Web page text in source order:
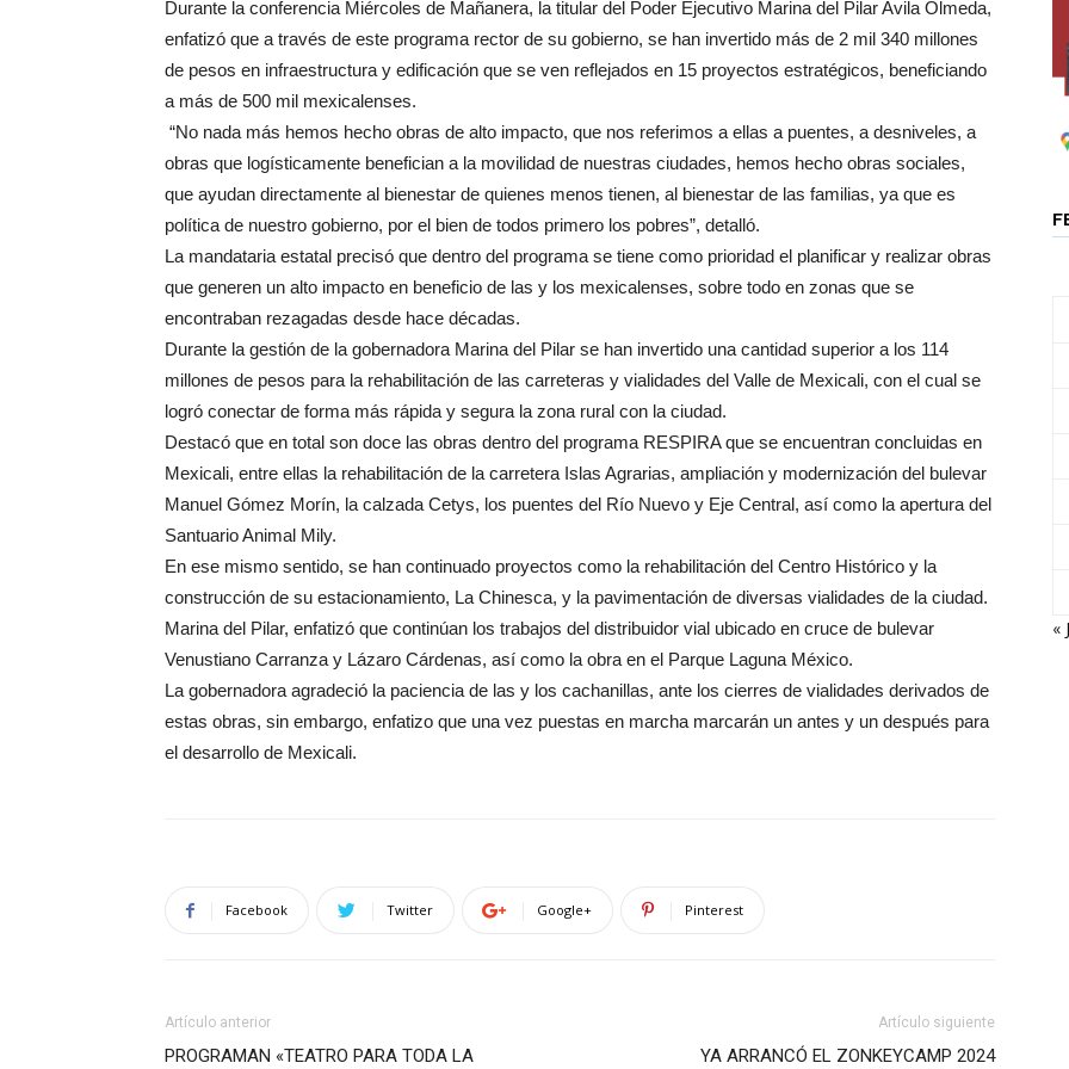
Durante la conferencia Miércoles de Mañanera, la titular del Poder Ejecutivo Marina del Pilar Avila Olmeda,
enfatizó que a través de este programa rector de su gobierno, se han invertido más de 2 mil 340 millones
de pesos en infraestructura y edificación que se ven reflejados en 15 proyectos estratégicos, beneficiando
a más de 500 mil mexicalenses.
“No nada más hemos hecho obras de alto impacto, que nos referimos a ellas a puentes, a desniveles, a
obras que logísticamente benefician a la movilidad de nuestras ciudades, hemos hecho obras sociales,
que ayudan directamente al bienestar de quienes menos tienen, al bienestar de las familias, ya que es
política de nuestro gobierno, por el bien de todos primero los pobres”, detalló.
La mandataria estatal precisó que dentro del programa se tiene como prioridad el planificar y realizar obras
que generen un alto impacto en beneficio de las y los mexicalenses, sobre todo en zonas que se
encontraban rezagadas desde hace décadas.
Durante la gestión de la gobernadora Marina del Pilar se han invertido una cantidad superior a los 114
millones de pesos para la rehabilitación de las carreteras y vialidades del Valle de Mexicali, con el cual se
logró conectar de forma más rápida y segura la zona rural con la ciudad.
Destacó que en total son doce las obras dentro del programa RESPIRA que se encuentran concluidas en
Mexicali, entre ellas la rehabilitación de la carretera Islas Agrarias, ampliación y modernización del bulevar
Manuel Gómez Morín, la calzada Cetys, los puentes del Río Nuevo y Eje Central, así como la apertura del
Santuario Animal Mily.
En ese mismo sentido, se han continuado proyectos como la rehabilitación del Centro Histórico y la
construcción de su estacionamiento, La Chinesca, y la pavimentación de diversas vialidades de la ciudad.
Marina del Pilar, enfatizó que continúan los trabajos del distribuidor vial ubicado en cruce de bulevar
Venustiano Carranza y Lázaro Cárdenas, así como la obra en el Parque Laguna México.
La gobernadora agradeció la paciencia de las y los cachanillas, ante los cierres de vialidades derivados de
estas obras, sin embargo, enfatizo que una vez puestas en marcha marcarán un antes y un después para
el desarrollo de Mexicali.
Facebook Twitter Google+ Pinterest
Artículo anterior
PROGRAMAN «TEATRO PARA TODA LA
Artículo siguiente
YA ARRANCÓ EL ZONKEYCAMP 2024
«